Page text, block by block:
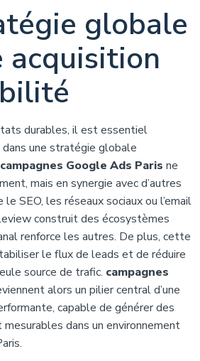
globale
acquisition
durables, il est essentiel
une stratégie globale
campagnes Google Ads Paris ne
mais en synergie avec d’autres
SEO, les réseaux sociaux ou l’email
construit des écosystèmes
renforce les autres. De plus, cette
le flux de leads et de réduire
source de trafic. campagnes
alors un pilier central d’une
capable de générer des
dans un environnement